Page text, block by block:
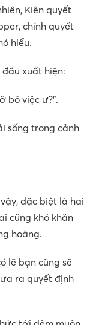
Kiên quyết
chính quyết
hiểu.
đầu xuất hiện:
bỏ việc ư?”.
sống trong cảnh
đặc biệt là hai
cũng khó khăn
hoàng.
lẽ bạn cũng sẽ
ra quyết định